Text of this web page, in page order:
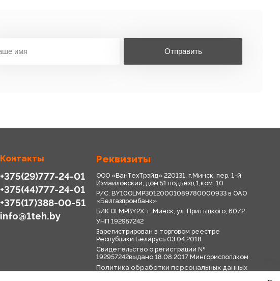
Отправить
Контакты
+375(29)777-24-01
+375(44)777-24-01
+375(17)388-00-51
info@1teh.by
Реквизиты
ООО «ВанТехТрэйд» 220131, г.Минск, пер. 1-й
Измайловский, дом 51 подъезд 1,ком. 10
Р/С: BY10OLMP30120001089780000933 в OАО
«Белгазпромбанк»
БИК OLMPBY2X. г. Минск, ул. Притыцкого, 60/2
УНП 192957242
Зарегистрирован в торговом реестре
Республики Беларусь 03.04.2018
Свидетельство о регистрации №
192957242выдано 18.08.2017 Мингориспоплком
Политика обработки персональных данных